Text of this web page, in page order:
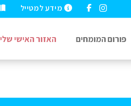
מידע למטייל
פורום המומחים האזור האישי שלי